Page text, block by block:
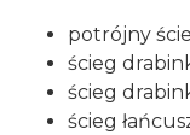
potrójny
ścieg
ścieg
ścieg